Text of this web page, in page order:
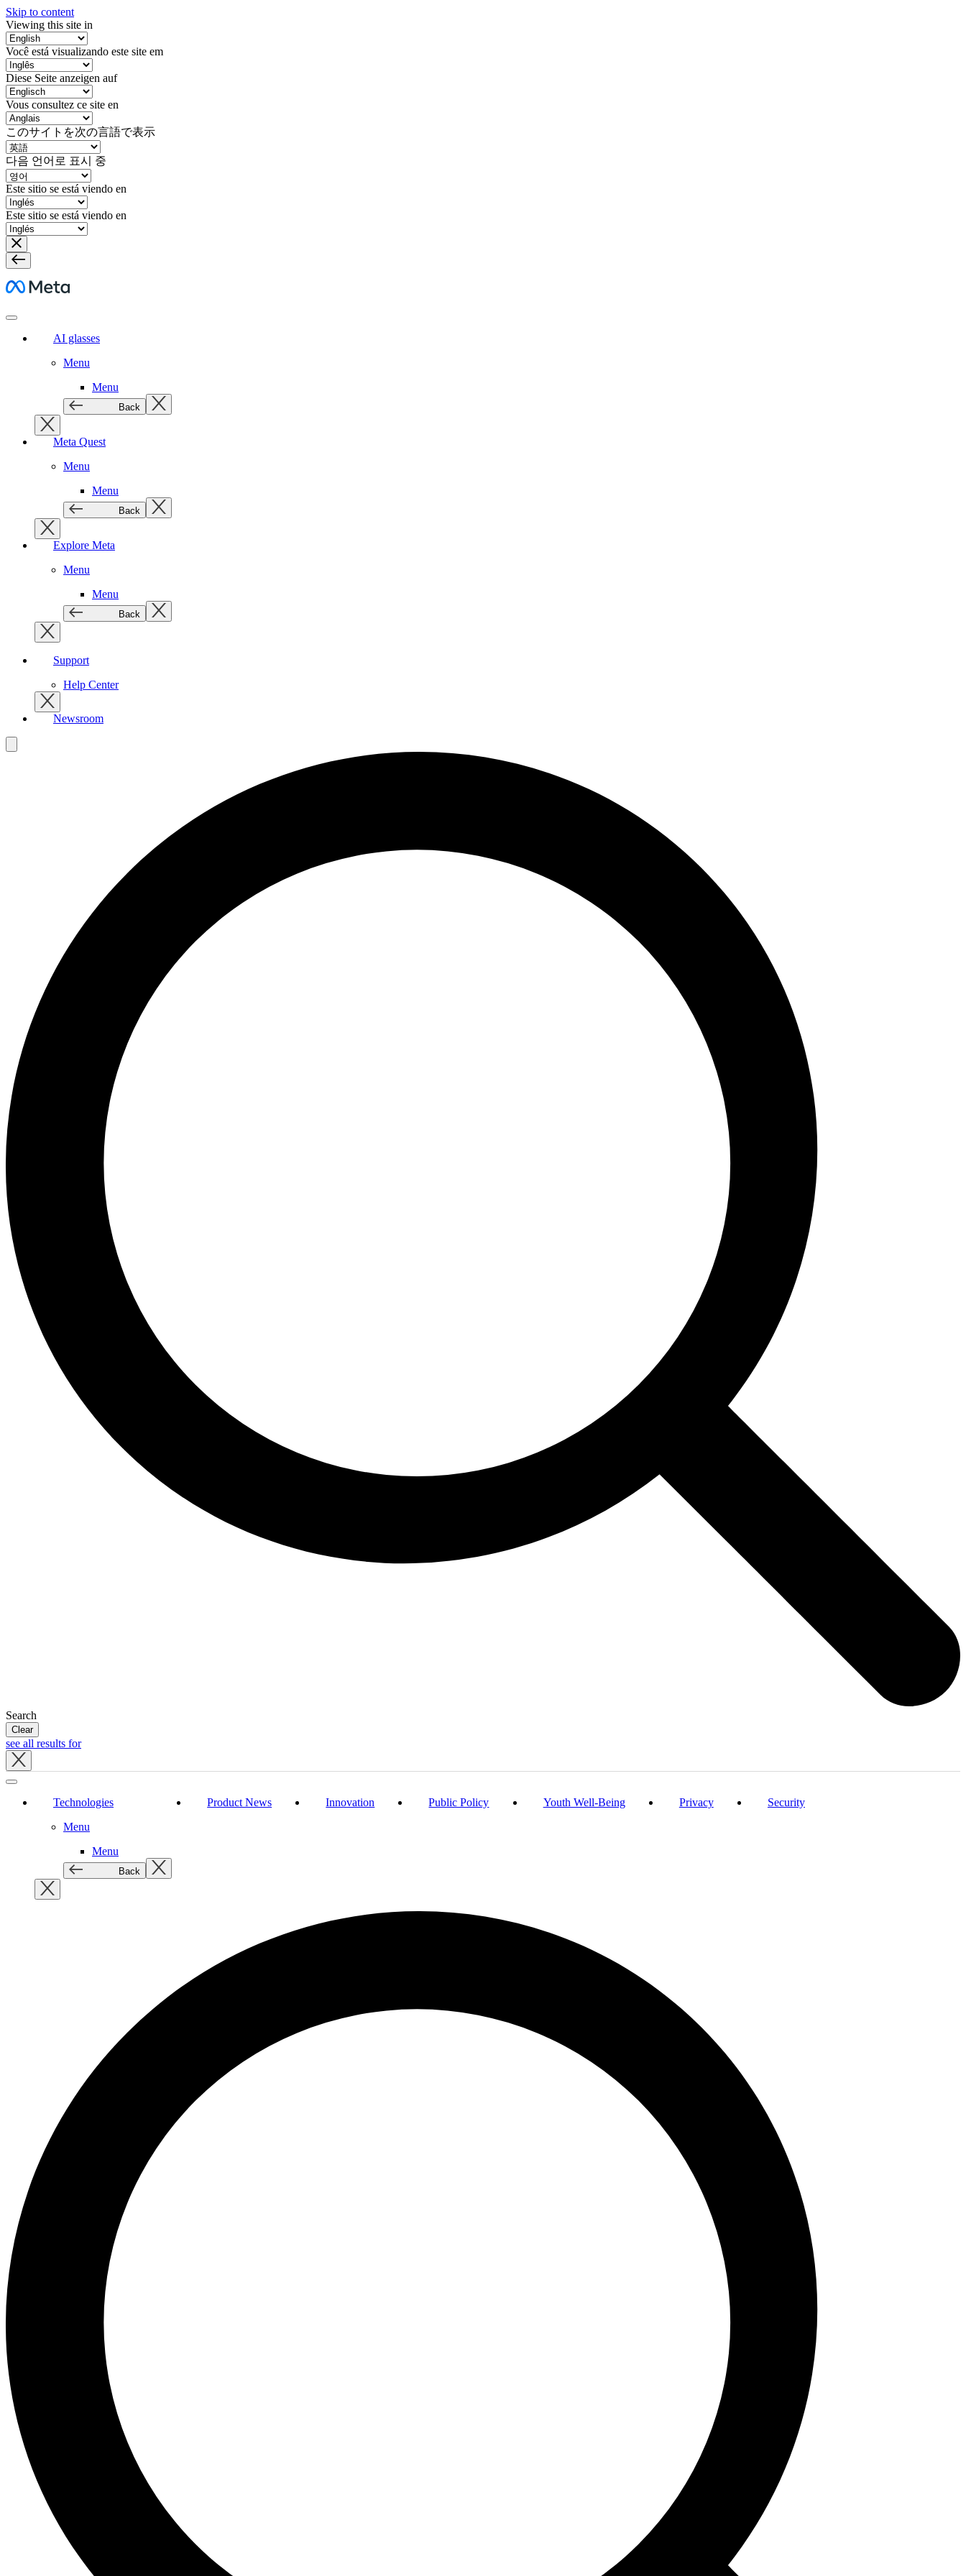
Skip to content
Viewing this site in
Você está visualizando este site em
Diese Seite anzeigen auf
Vous consultez ce site en
このサイトを次の言語で表示
다음 언어로 표시 중
Este sitio se está viendo en
Este sitio se está viendo en
Meta
AI glasses
Menu
Menu
Back
Meta Quest
Menu
Menu
Back
Explore Meta
Menu
Menu
Back
Support
Help Center
Newsroom
Search
Clear
see all results for
tray
Technologies
Menu
Menu
Back
Product News Innovation Public Policy Youth Well-Being Privacy Security